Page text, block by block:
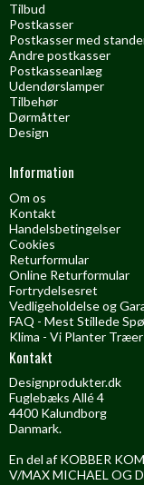
Tilbud
Postkasser
Postkasser med
Andre postkasser
Postkasseanlæg
Udendørslamper
Tilbehør
Dørmåtter
Design
Information
Om os
Kontakt
Handelsbetingelser
Cookies
Returformular
Online Returformular
Fortrydelsesret
Vedligeholdelse og
FAQ - Mest Stillede
Klima - Vi Planter Træer
Kontakt
Designprodukter.dk
Fuglebæks Allé 4
4400 Kalundborg
Danmark.
En del af KOBBER
V/MAX MICHAEL OG